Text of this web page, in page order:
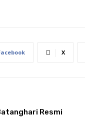
X
Resmi